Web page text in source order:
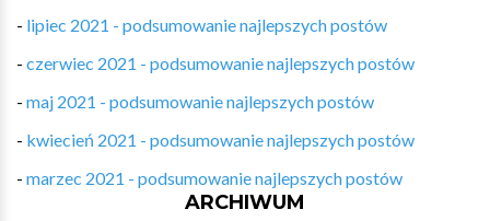
- lipiec 2021 - podsumowanie najlepszych postów
- czerwiec 2021 - podsumowanie najlepszych postów
- maj 2021 - podsumowanie najlepszych postów
- kwiecień 2021 - podsumowanie najlepszych postów
- marzec 2021 - podsumowanie najlepszych postów
ARCHIWUM